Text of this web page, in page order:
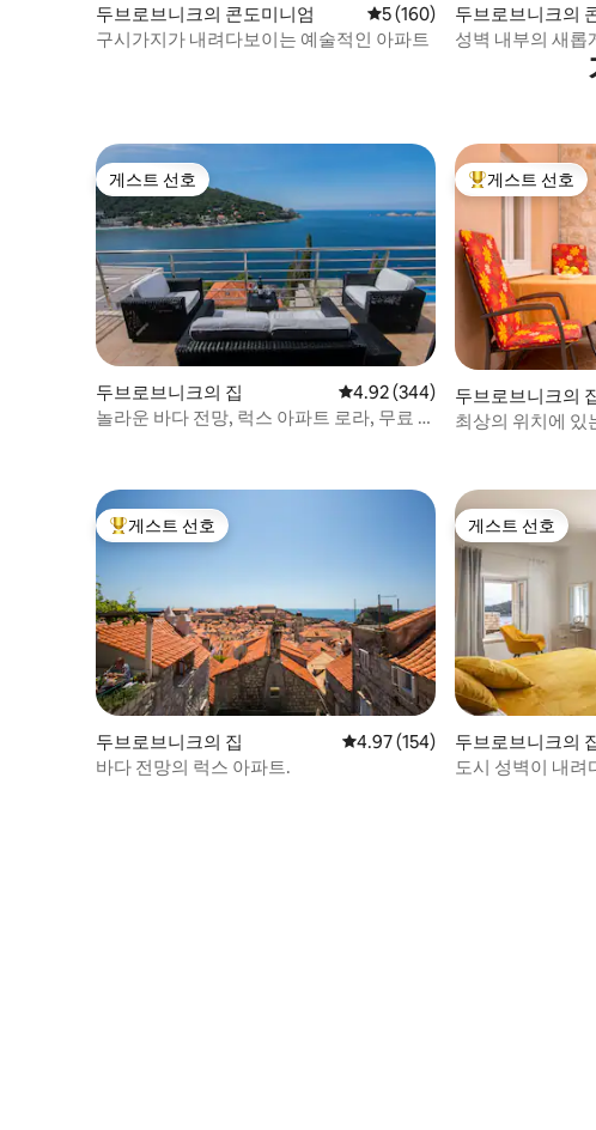
두브로브니크의 콘도미니엄 평점 5점(5점 만점), 후기 160
5 (160)
구시가지가 내려다보이는 예술적인 아파트
두브로브니크의
성벽 내부의 새롭
게스트 선호
게스트 선호
두브로브니크의 집 평점 4.92점(5점 만점), 후기 344
4.92 (344)
놀라운 바다 전망, 럭스 아파트 로라, 무료 주
상위 게스트 선호
게스트 선호
두브로브니크의
최상의 위치에 있
상위 게스트 선호
게스트 선호
두브로브니크의 집 평점 4.97점(5점 만점), 후기 154
4.97 (154)
바다 전망의 럭스 아파트.
게스트 선호
게스트 선호
두브로브니크의
도시 성벽이 내려